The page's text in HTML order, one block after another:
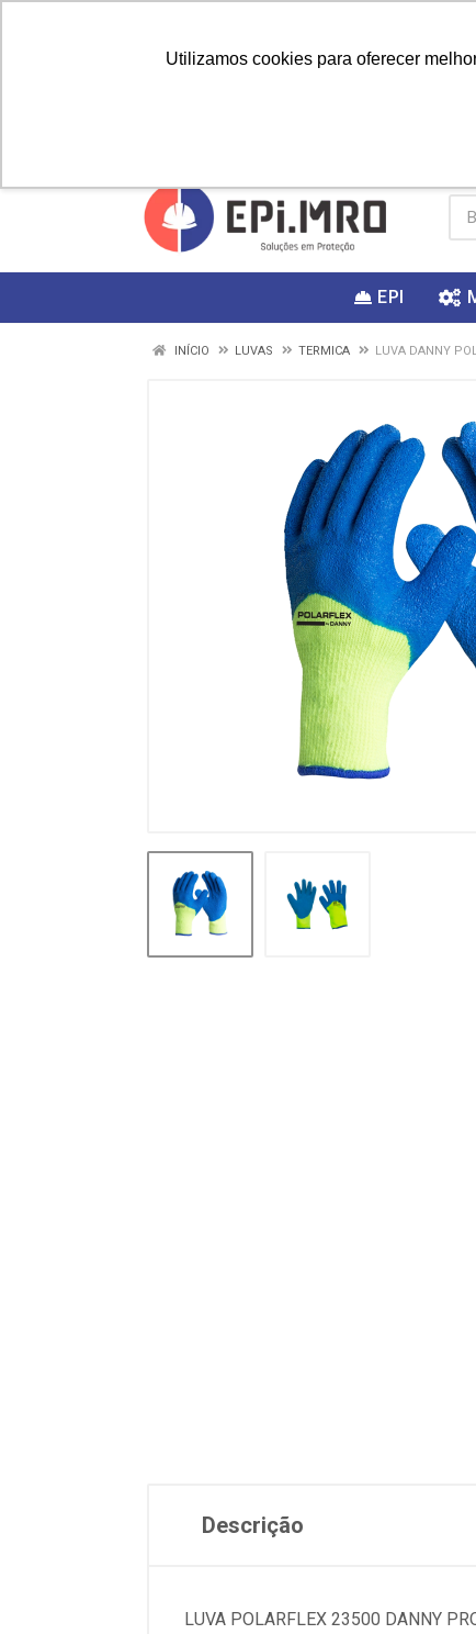
Utilizamos cookies para oferecer
EPI
INÍCIO LUVAS TERMICA LUVA DANNY
Descrição
LUVA POLARFLEX 23500 DANNY